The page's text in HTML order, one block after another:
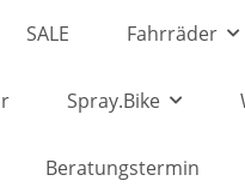
SALE Fahrräder
Spray.Bike
Beratungstermin